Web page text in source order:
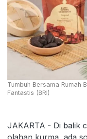
Tumbuh Bersama Rumah
Fantastis (BRI)
JAKARTA - Di balik
olahan kurma, ada